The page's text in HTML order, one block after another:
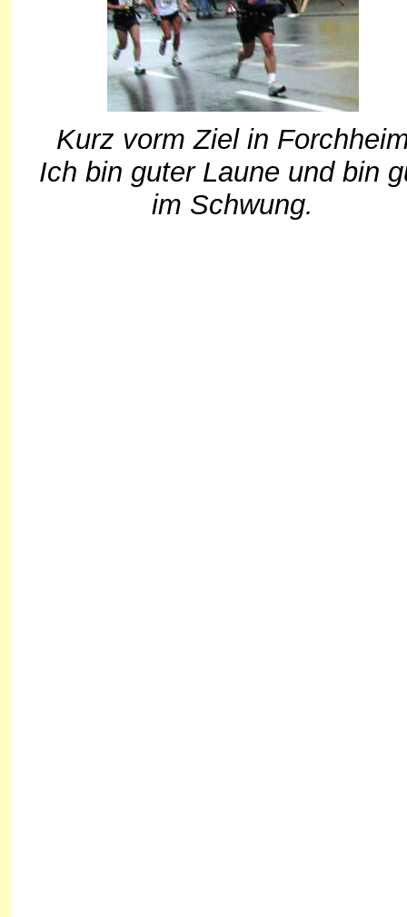
Kurz vorm Ziel in
Ich bin guter Laune und bin
im Schwung.